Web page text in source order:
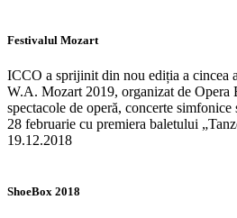
Festivalul Mozart
ICCO a sprijinit din nou ediția a cincea
W.A. Mozart 2019, organizat de Opera
spectacole de operă, concerte
28 februarie cu premiera baletului
19.12.2018
ShoeBox 2018